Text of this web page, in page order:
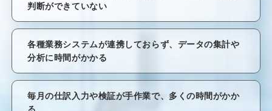
判断ができていない
各種業務システムが連携しておらず、データの集計や
分析に時間がかかる
毎月の仕訳入力や検証が手作業で、多くの時間がかか